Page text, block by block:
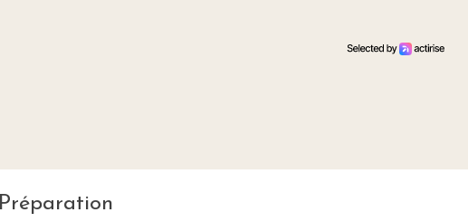
Préparation